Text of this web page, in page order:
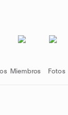
Miembros Fotos